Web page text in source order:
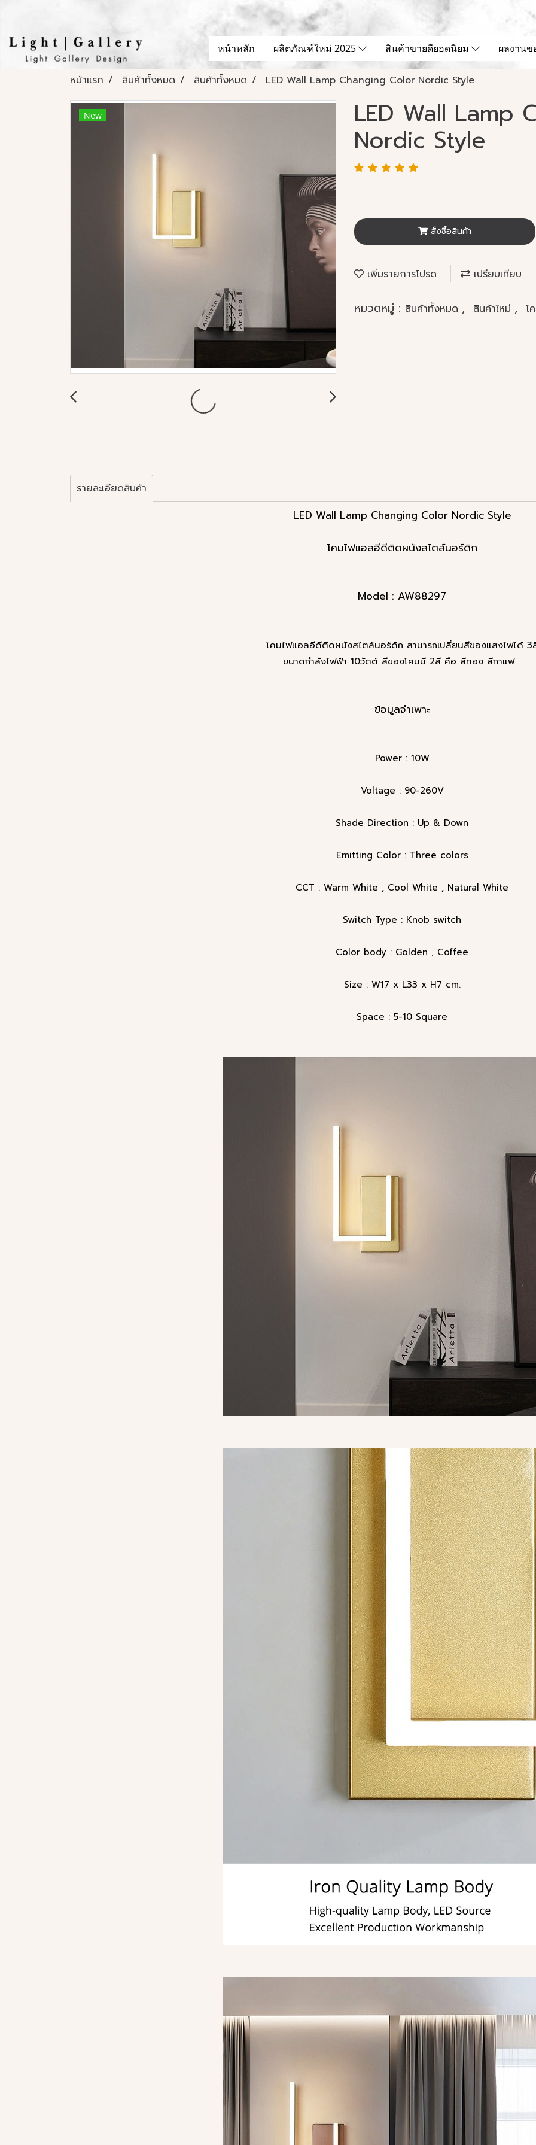
หน้าหลัก ผลิตภัณฑ์ใหม่ 2025 สินค้าขายดียอดนิยม ผลงานข
หน้าแรก สินค้าทั้งหมด สินค้าทั้งหมด LED Wall Lamp Changing Color Nordic Style
New LED Wall Lamp
Nordic Style
สั่งซื้อสินค้า
เพิ่มรายการโปรด เปรียบเทียบ
หมวดหมู่ : สินค้าทั้งหมด , สินค้าใหม่ , โ
รายละเอียดสินค้า
LED Wall Lamp Changing Color Nordic Style
โคมไฟแอลอีดีติดผนังสไตล์นอร์ดิก
Model : AW88297
โคมไฟแอลอีดีติดผนังสไตล์นอร์ดิก สามารถเปลี่ยนสีของแสงไฟได้ 3
ขนาดกำลังไฟฟ้า 10วัตต์ สีของโคมมี 2สี คือ สีทอง สีกาแฟ
ข้อมูลจำเพาะ
Power : 10W
Voltage : 90-260V
Shade Direction : Up & Down
Emitting Color : Three colors
CCT : Warm White , Cool White , Natural White
Switch Type : Knob switch
Color body : Golden , Coffee
Size : W17 x L33 x H7 cm.
Space : 5-10 Square